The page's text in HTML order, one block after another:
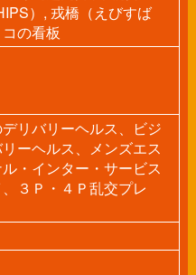
）, 戎橋（えびすば
の看板
リバリーヘルス、ビジ
ーヘルス、メンズエス
・インター・サービス
３Ｐ・４Ｐ乱交プレ